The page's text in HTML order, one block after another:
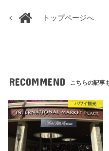
トップページへ
RECOMMEND こちらの記事
ハワイ観光